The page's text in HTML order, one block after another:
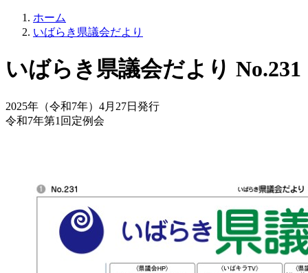
ホーム
いばらき県議会だより
いばらき県議会だより No.231
2025年（令和7年）4月27日発行
令和7年第1回定例会